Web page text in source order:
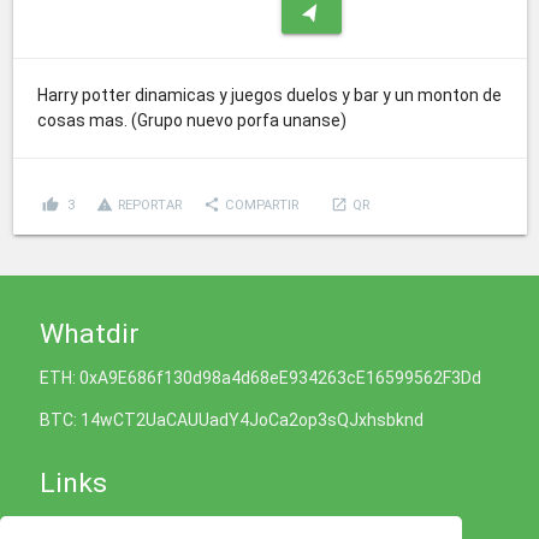
navigation
Harry potter dinamicas y juegos duelos y bar y un monton de
cosas mas. (Grupo nuevo porfa unanse)
thumb_up 3 report_problem REPORTAR share COMPARTIR launch QR
Whatdir
ETH: 0xA9E686f130d98a4d68eE934263cE16599562F3Dd
BTC: 14wCT2UaCAUUadY4JoCa2op3sQJxhsbknd
Links